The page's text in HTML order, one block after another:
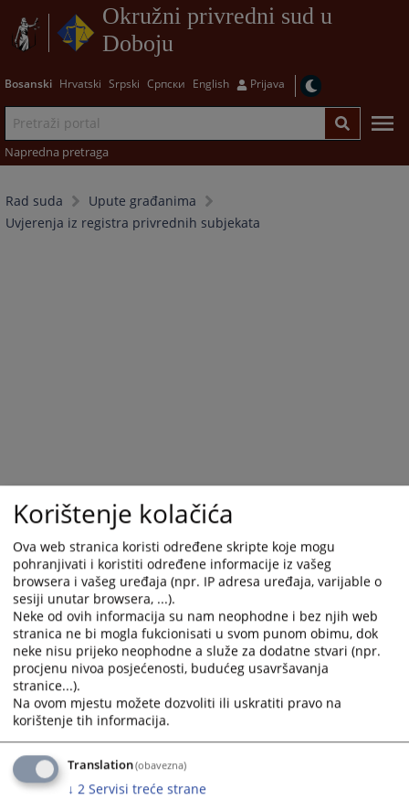
Okružni privredni sud u
Doboju
Bosanski Hrvatski Srpski Српски English Prijava
Napredna pretraga
Rad suda
Upute građanima
Uvjerenja iz registra privrednih subjekata
Trenutno nema vijesti
Korištenje kolačića
Ova web stranica koristi određene skripte koje mogu
pohranjivati i koristiti određene informacije iz vašeg
browsera i vašeg uređaja (npr. IP adresa uređaja, varijable o
sesiji unutar browsera, ...).
Neke od ovih informacija su nam neophodne i bez njih web
stranica ne bi mogla fukcionisati u svom punom obimu, dok
neke nisu prijeko neophodne a služe za dodatne stvari (npr.
procjenu nivoa posjećenosti, budućeg usavršavanja
stranice...).
Na ovom mjestu možete dozvoliti ili uskratiti pravo na
korištenje tih informacija.
Translation(obavezna)
↓ 2 Servisi treće strane